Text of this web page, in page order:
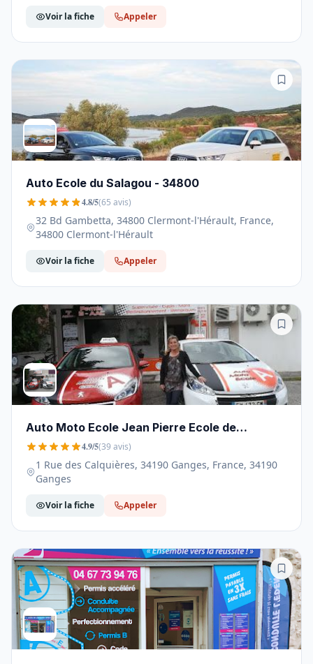
Voir la fiche Appeler
Auto Ecole du Salagou - 34800
4.8/5(65 avis)
32 Bd Gambetta, 34800 Clermont-l'Hérault, France,
34800 Clermont-l'Hérault
Voir la fiche Appeler
Auto Moto Ecole Jean Pierre Ecole de
conduite Séverine - 34190
4.9/5(39 avis)
1 Rue des Calquières, 34190 Ganges, France, 34190
Ganges
Voir la fiche Appeler